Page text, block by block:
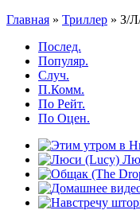
Главная » Триллер » З/
Послед.
Популяр.
Случ.
П.Комм.
По Рейт.
По Оцен.